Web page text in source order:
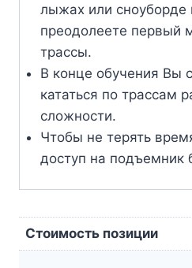
лыжах или сноуборде
преодолеете первый
трассы.
В конце обучения Вы
кататься по трассам
сложности.
Чтобы не терять
доступ на подъемник
Стоимость позиции